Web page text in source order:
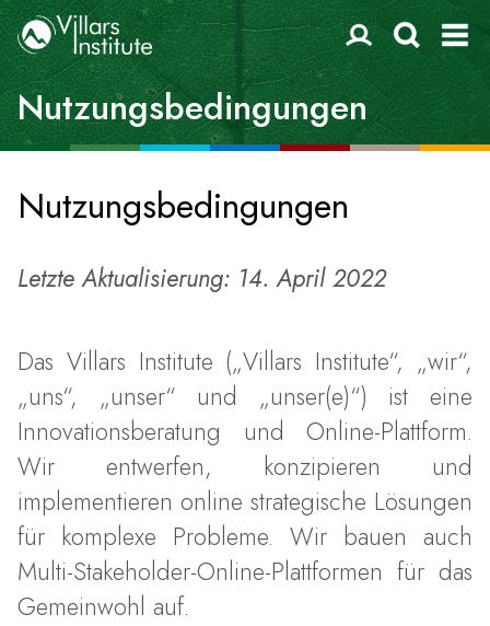
Nutzungsbedingungen
Nutzungsbedingungen
Letzte Aktualisierung: 14. April 2022
Das Villars Institute („Villars Institute“, „wir“,
„uns“, „unser“ und „unser(e)“) ist eine
Innovationsberatung und Online-Plattform.
Wir entwerfen, konzipieren und
implementieren online strategische Lösungen
für komplexe Probleme. Wir bauen auch
Multi-Stakeholder-Online-Plattformen für das
Gemeinwohl auf.